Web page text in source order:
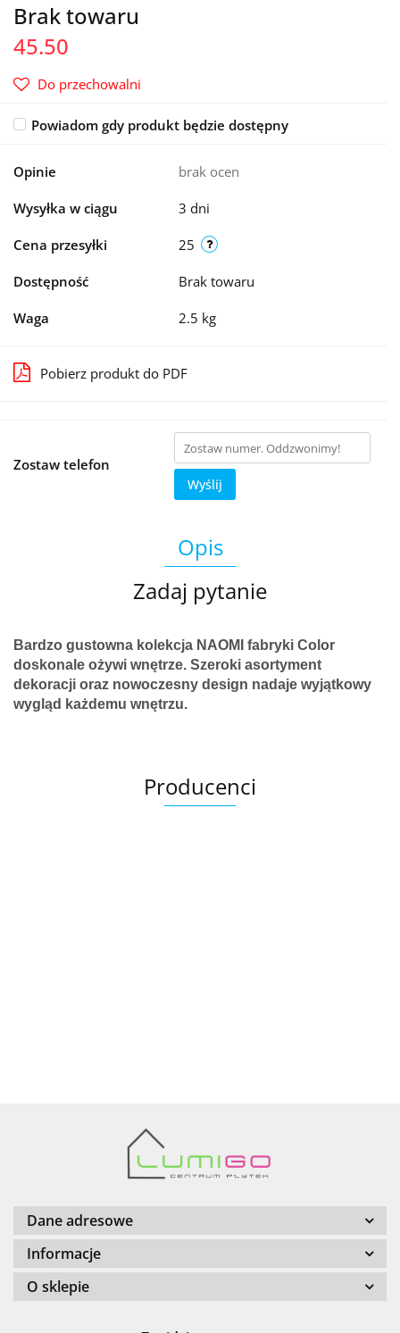
Brak towaru
45.50
Do przechowalni
Powiadom gdy produkt będzie dostępny
Opinie brak ocen
Wysyłka w ciągu 3 dni
Cena przesyłki 25
Dostępność Brak towaru
Waga 2.5 kg
Pobierz produkt do PDF
Zostaw telefon
Wyślij
Opis
Zadaj pytanie
Bardzo gustowna kolekcja NAOMI fabryki Color
doskonale ożywi wnętrze. Szeroki asortyment
dekoracji oraz nowoczesny design nadaje wyjątkowy
wygląd każdemu wnętrzu.
Producenci
Barwolf
Dane adresowe
Informacje
O sklepie